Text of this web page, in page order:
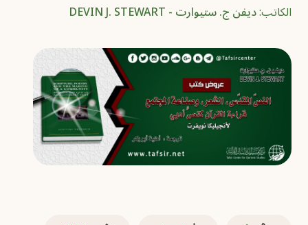
الكاتب:ديفن ج. ستيوارت - DEVIN J. STEWART